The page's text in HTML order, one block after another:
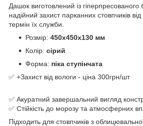
Дашок виготовлений із гіперпресованого
надійний захист парканних стовпчиків
термін їх служби.
Розмір: 450х450х130 мм
Колір: сірий
Форма: піка ступінчата
✅ +Захист від вологи - ціна 300грн/шт
✅ Акуратний завершальний вигляд
✅ Стійкість до морозу та атмосферних
Підходить для стовпчиків з